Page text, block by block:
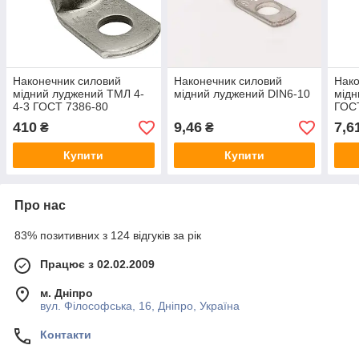
Наконечник силовий
мідний луджений ТМЛ 4-
4-3 ГОСТ 7386-80
410 ₴
Купити
Наконечник силовий
мідний луджений DIN6-10
9,46₴
Купити
Про нас
83% позитивних з 124 відгуків за рік
Працює з 02.02.2009
м. Дніпро
вул. Філософська, 16, Дніпро, Україна
Контакти